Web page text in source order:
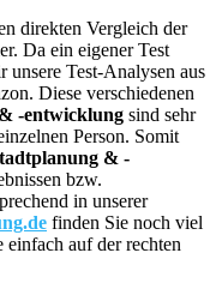
direkten Vergleich der
Da ein eigener Test
unsere Test-Analysen aus
Diese verschiedenen
-entwicklung sind sehr
Person. Somit
& -
bzw.
in unserer
finden Sie noch viel
auf der rechten